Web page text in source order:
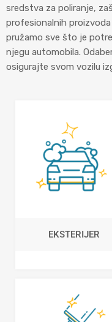
sredstva za poliranje,
profesionalnih
pružamo sve što je
njegu automobila.
osigurajte svom vozilu
EKSTERIJER